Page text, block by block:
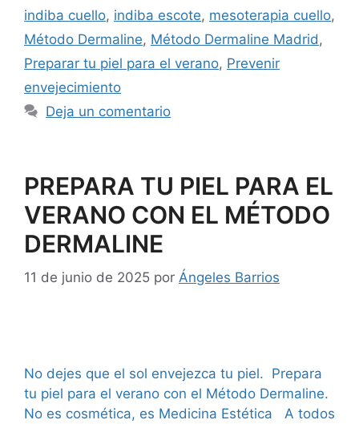
indiba cuello, indiba escote, mesoterapia cuello,
Método Dermaline, Método Dermaline Madrid,
Preparar tu piel para el verano, Prevenir
envejecimiento
Deja un comentario
PREPARA TU PIEL PARA EL
VERANO CON EL MÉTODO
DERMALINE
11 de junio de 2025 por Ángeles Barrios
No dejes que el sol envejezca tu piel. Prepara
tu piel para el verano con el Método Dermaline.
No es cosmética, es Medicina Estética A todos